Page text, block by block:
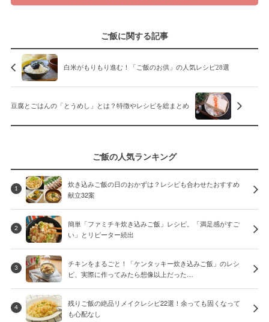
ご飯に関する記事
白米がもりもり進む！「ご飯のお供」の人気レシピ28選
豆腐とごはんの「とうめし」とは？特徴やレシピを総まとめ
ご飯の人気ランキング
1
炊き込みご飯の日のおかずは？レシピも合わせたおすすめ
献立32案
2
簡単「ファミチキ炊き込みご飯」レシピ。「満足感がすご
い」とリピーター続出
3
チキンをまるごと！「ケンタッキー炊き込みご飯」のレシ
ピ、実際に作ってみたら想像以上だった…
4
残りご飯の絶品リメイクレシピ22選！余っても固くなって
も心配なし